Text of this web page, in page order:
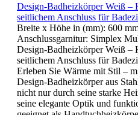
Design-Badheizkörper Weiß –
seitlichem Anschluss für
Breite x Höhe in (mm): 600
Anschlussgarnitur: Simplex
Design-Badheizkörper Weiß –
seitlichem Anschluss für
Erleben Sie Wärme mit Stil –
Design-Badheizkörper aus
nicht nur durch seine starke
seine elegante Optik und